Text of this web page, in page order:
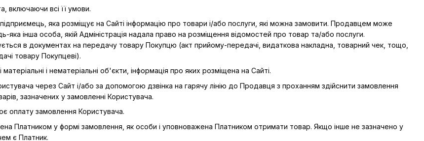
включаючи всі її умови.
яка розміщує на Сайті інформацію про товари і/або послуги, які можна замовити. Продавцем може
яка інша особа, якій Адміністрація надала право на розміщення відомостей про товар та/або послуги.
в документах на передачу товару Покупцю (акт прийому-передачі, видаткова накладна, товарний чек, тощо,
товару Покупцеві).
і нематеріальні об'єкти, інформація про яких розміщена на Сайті.
через Сайт і/або за допомогою дзвінка на гарячу лінію до Продавця з проханням здійснити замовлення
зазначених у замовленні Користувача.
оплату замовлення Користувача.
Платником у формі замовлення, як особи і уповноважена Платником отримати товар. Якщо інше не зазначено у
є Платник.